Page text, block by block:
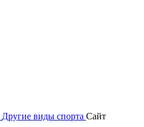
Другие виды спорта Сайт